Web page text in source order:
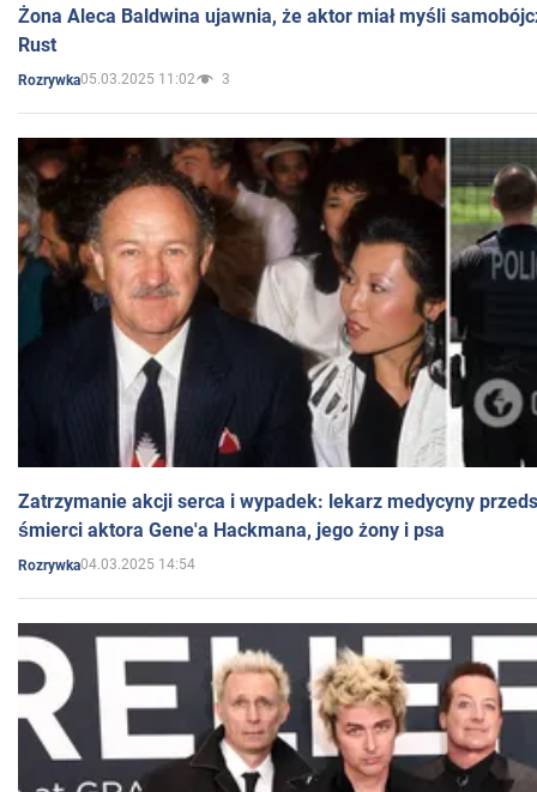
Żona Aleca Baldwina ujawnia, że aktor miał myśli
Rust
Rozrywka05.03.2025 11:02 3
Zatrzymanie akcji serca i wypadek: lekarz medycyny
śmierci aktora Gene'a Hackmana, jego żony i psa
Rozrywka04.03.2025 14:54